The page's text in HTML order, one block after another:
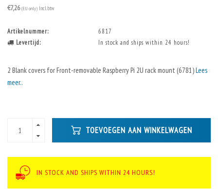
€7,26 (EU only) Incl. btw
Artikelnummer:
6817
Levertijd:
In stock and ships within 24 hours!
2 Blank covers for Front-removable Raspberry Pi 2U rack mount (6781)Lees
meer..
TOEVOEGEN AAN WINKELWAGEN
IN STOCK AND SHIPS WITHIN 24 HOURS!